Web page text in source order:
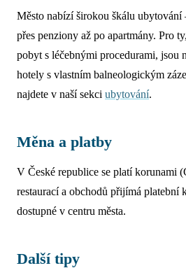
Město nabízí širokou škálu
přes penziony až po apartmány. Pro
pobyt s léčebnými procedurami, jsou
hotely s vlastním balneologickým
najdete v naší sekci ubytování.
Měna a platby
V České republice se platí korunami
restaurací a obchodů přijímá platební
dostupné v centru města.
Další tipy